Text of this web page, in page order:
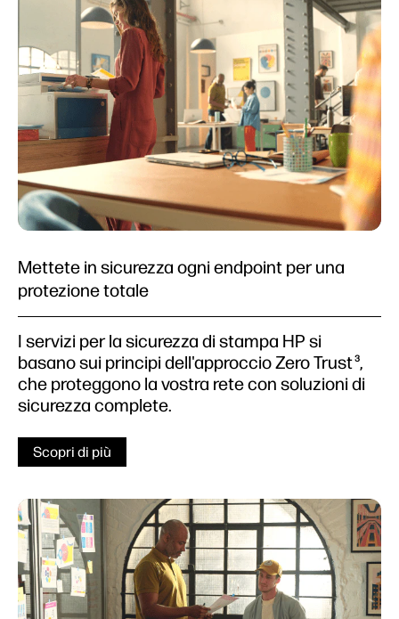
Mettete in sicurezza ogni endpoint per una
protezione totale
I servizi per la sicurezza di stampa HP si
basano sui principi dell'approccio Zero Trust3,
che proteggono la vostra rete con soluzioni di
sicurezza complete.
Scopri di più